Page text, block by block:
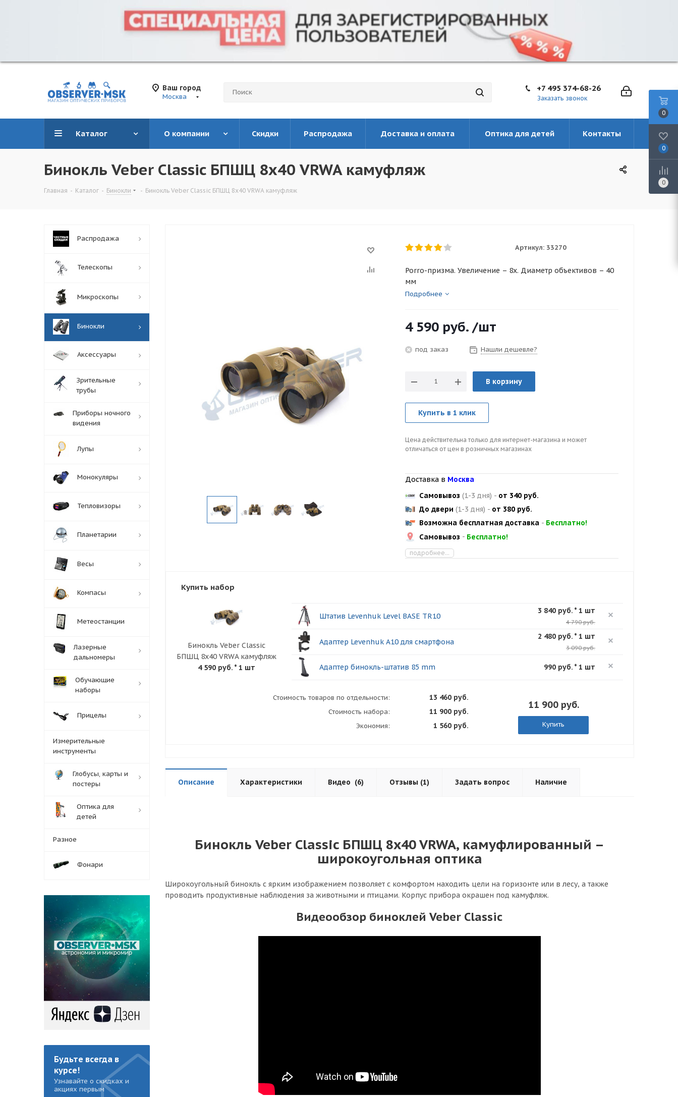
Ваш город
Москва
+7 495 374-68-26
Заказать звонок
Каталог О компании Скидки Распродажа Доставка и оплата Оптика для детей Контакты
Бинокль Veber Classic БПШЦ 8х40 VRWA камуфляж
Главная - Каталог - Бинокли - Бинокль Veber Classic БПШЦ 8х40 VRWA камуфляж
Артикул: 33270
Porro-призма. Увеличение – 8х. Диаметр объективов – 40
мм
Подробнее
4 590 руб. /шт
под заказ Нашли дешевле?
В корзину
Купить в 1 клик
Цена действительна только для интернет-магазина и может
отличаться от цен в розничных магазинах
Доставка в Москва
Самовывоз (1-3 дня) - от 340 руб.
До двери (1-3 дня) - от 380 руб.
Возможна бесплатная доставка - Бесплатно!
Самовывоз - Бесплатно!
подробнее...
Купить набор
Бинокль Veber Classic
БПШЦ 8х40 VRWA камуфляж
4 590 руб.* 1 шт
Штатив Levenhuk Level BASE TR10
3 840 руб. * 1 шт
4 790 руб.
Адаптер Levenhuk A10 для смартфона
2 480 руб. * 1 шт
3 090 руб.
Адаптер бинокль-штатив 85 mm 990 руб. * 1 шт
Стоимость товаров по отдельности: 13 460 руб.
Стоимость набора: 11 900 руб.
Экономия: 1 560 руб.
11 900 руб.
Купить
Описание Характеристики Видео (6) Отзывы (1) Задать вопрос Наличие
Бинокль Veber Classic БПШЦ 8x40 VRWA, камуфлированный –
широкоугольная оптика
Широкоугольный бинокль с ярким изображением позволяет с комфортом находить цели на горизонте или в лесу, а также
проводить продуктивные наблюдения за животными и птицами. Корпус прибора окрашен под камуфляж.
Видеообзор биноклей Veber Classic
Распродажа
Телескопы
Микроскопы
Бинокли
Аксессуары
Зрительные
трубы
Приборы ночного
видения
Лупы
Монокуляры
Тепловизоры
Планетарии
Весы
Компасы
Метеостанции
Лазерные
дальномеры
Обучающие
наборы
Прицелы
Измерительные
инструменты
Глобусы, карты и
постеры
Оптика для
детей
Разное
Фонари
Будьте всегда в
курсе!
Узнавайте о скидках и
акциях первым
0
0
0